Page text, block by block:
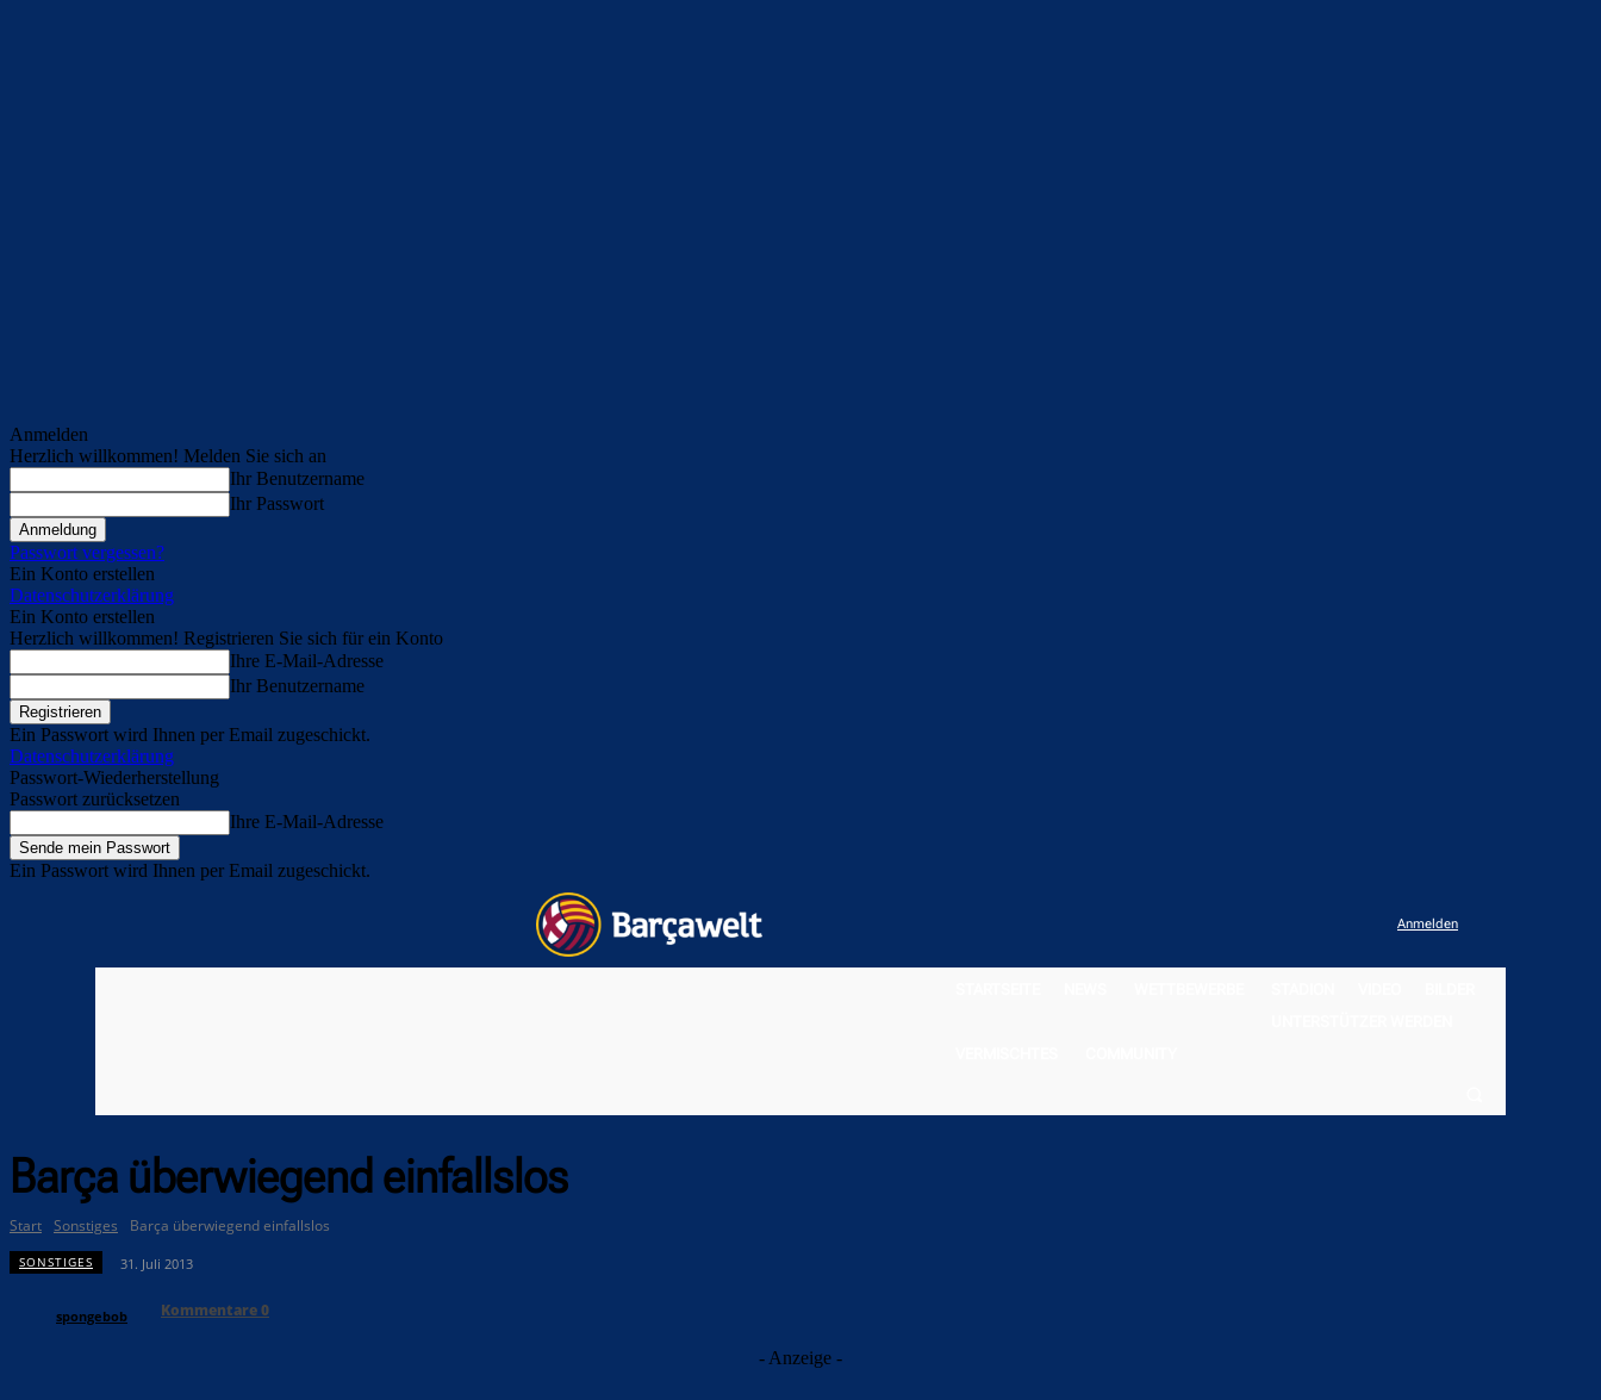
Anmelden
Herzlich willkommen! Melden Sie sich an
Ihr Benutzername
Ihr Passwort
Passwort vergessen?
Ein Konto erstellen
Datenschutzerklärung
Ein Konto erstellen
Herzlich willkommen! Registrieren Sie sich für ein Konto
Ihre E-Mail-Adresse
Ihr Benutzername
Ein Passwort wird Ihnen per Email zugeschickt.
Datenschutzerklärung
Passwort-Wiederherstellung
Passwort zurücksetzen
Ihre E-Mail-Adresse
Ein Passwort wird Ihnen per Email zugeschickt.
Anmelden
Barça überwiegend einfallslos
Start Sonstiges Barça überwiegend einfallslos
SONSTIGES 31. Juli 2013
spongebob Kommentare0
- Anzeige -